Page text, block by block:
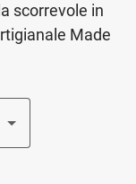
scorrevole in
Made